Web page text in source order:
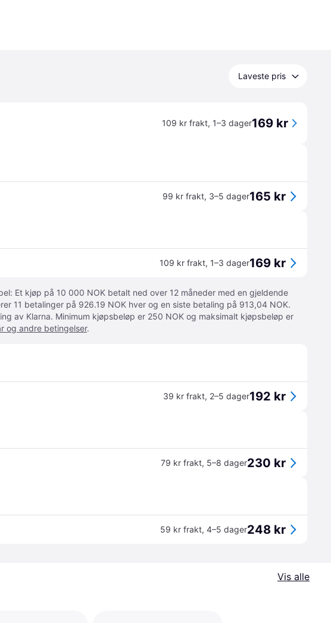
Laveste pris
109 kr frakt, 1–3 dager169 kr
99 kr frakt, 3–5 dager165 kr
109 kr frakt, 1–3 dager169 kr
Et kjøp på 10 000 NOK betalt ned over 12 måneder med en gjeldende
11 betalinger på 926.19 NOK hver og en siste betaling på 913,04 NOK.
av Klarna. Minimum kjøpsbeløp er 250 NOK og maksimalt kjøpsbeløp er
og andre betingelser.
39 kr frakt, 2–5 dager192 kr
79 kr frakt, 5–8 dager230 kr
59 kr frakt, 4–5 dager248 kr
Vis alle